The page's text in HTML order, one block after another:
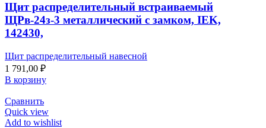
Щит распределительный встраиваемый
ЩРв-24з-3 металлический с замком, IEK,
142430,
Щит распределительный навесной
1 791,00 ₽
В корзину
Сравнить
Quick view
Add to wishlist